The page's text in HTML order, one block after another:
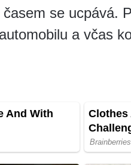
se ucpává.
a včas